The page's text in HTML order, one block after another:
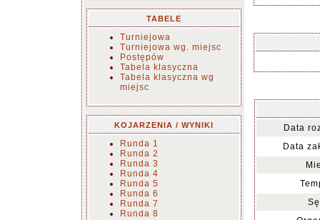
TABELE
Turniejowa
Turniejowa wg. miejsc
Postępów
Tabela klasyczna
Tabela klasyczna wg
miejsc
KOJARZENIA / WYNIKI
Runda 1
Runda 2
Runda 3
Runda 4
Runda 5
Runda 6
Runda 7
Runda 8
Data
Data